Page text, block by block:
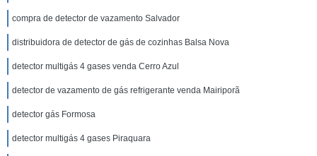
compra de detector de vazamento Salvador
distribuidora de detector de gás de cozinhas Balsa Nova
detector multigás 4 gases venda Cerro Azul
detector de vazamento de gás refrigerante venda Mairiporã
detector gás Formosa
detector multigás 4 gases Piraquara